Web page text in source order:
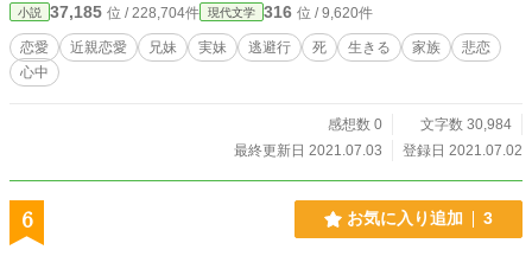
小説 37,185 位 / 228,704件 現代文学 316 位 / 9,620件
恋愛 近親恋愛 兄妹 実妹 逃避行 死 生きる 家族
悲恋
心中
感想数 0
文字数 30,984
最終更新日 2021.07.03
登録日 2021.07.02
6 お気に入り追加 3